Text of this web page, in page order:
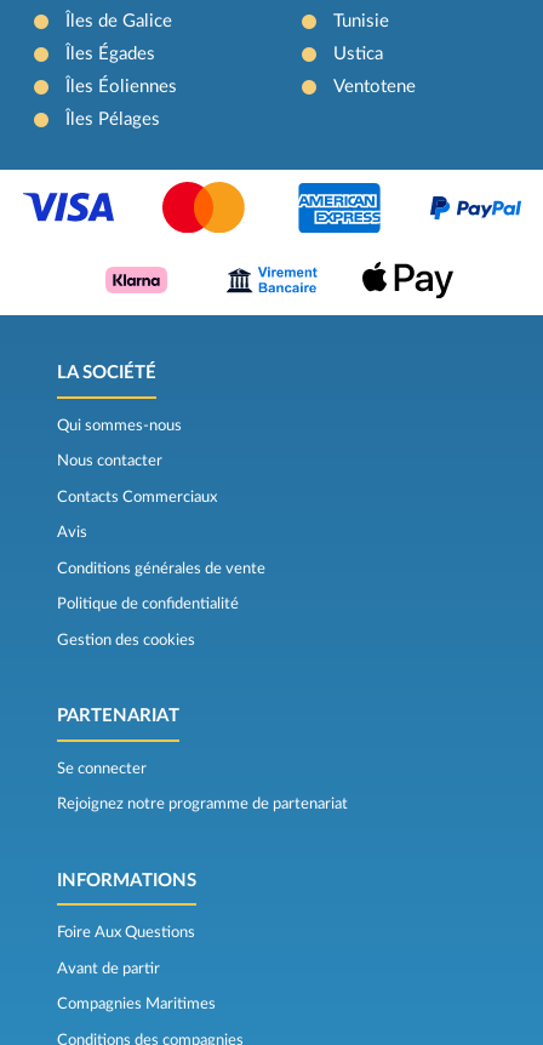
Îles de Galice
Îles Égades
Îles Éoliennes
Îles Pélages
Tunisie
Ustica
Ventotene
LA SOCIÉTÉ
Qui sommes-nous
Nous contacter
Contacts Commerciaux
Avis
Conditions générales de vente
Politique de confidentialité
Gestion des cookies
PARTENARIAT
Se connecter
Rejoignez notre programme de partenariat
INFORMATIONS
Foire Aux Questions
Avant de partir
Compagnies Maritimes
Conditions des compagnies